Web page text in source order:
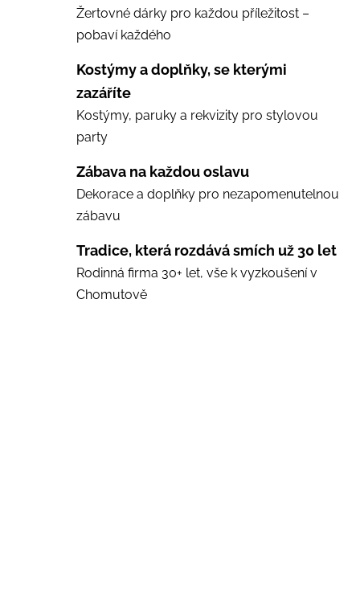
Žertovné dárky pro každou příležitost –
pobaví každého
Kostýmy a doplňky, se kterými
zazáříte
Kostýmy, paruky a rekvizity pro stylovou
party
Zábava na každou oslavu
Dekorace a doplňky pro nezapomenutelnou
zábavu
Tradice, která rozdává smích už 30 let
Rodinná firma 30+ let, vše k vyzkoušení v
Chomutově